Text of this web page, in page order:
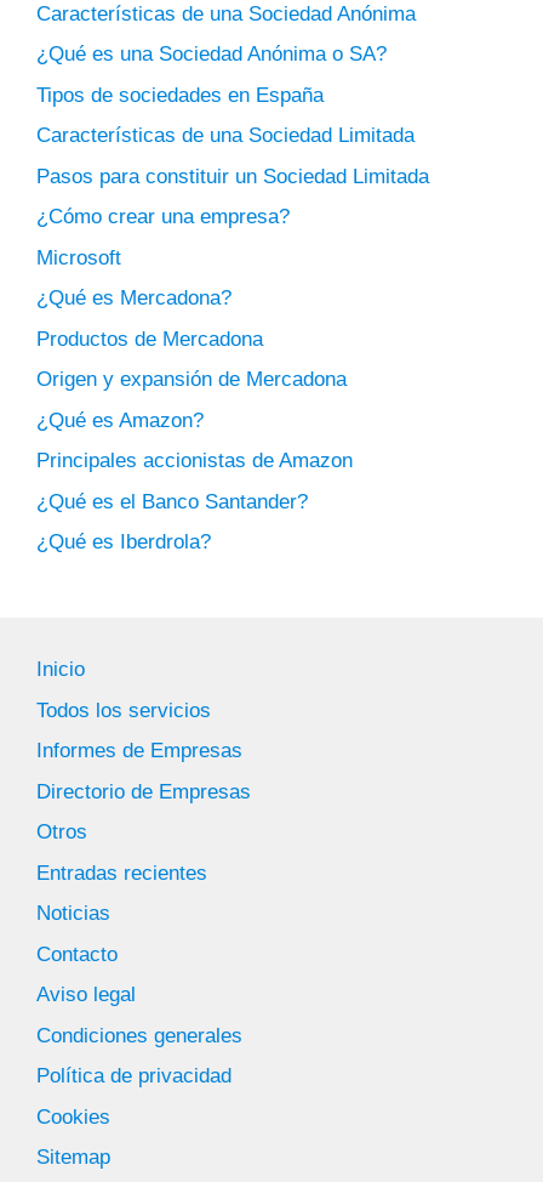
Características de una Sociedad Anónima
¿Qué es una Sociedad Anónima o SA?
Tipos de sociedades en España
Características de una Sociedad Limitada
Pasos para constituir un Sociedad Limitada
¿Cómo crear una empresa?
Microsoft
¿Qué es Mercadona?
Productos de Mercadona
Origen y expansión de Mercadona
¿Qué es Amazon?
Principales accionistas de Amazon
¿Qué es el Banco Santander?
¿Qué es Iberdrola?
Inicio
Todos los servicios
Informes de Empresas
Directorio de Empresas
Otros
Entradas recientes
Noticias
Contacto
Aviso legal
Condiciones generales
Política de privacidad
Cookies
Sitemap